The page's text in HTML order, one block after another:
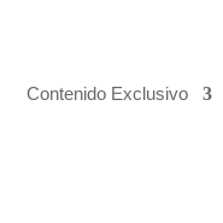
Contenido Exclusivo